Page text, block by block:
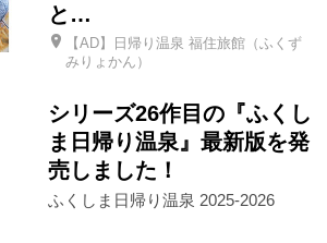
遊園地 テーマパーク
街歩き グルメ
ランチ アート
と…
【AD】日帰り温泉 福住旅館（ふくず
みりょかん）
シリーズ26作目の『ふくし
ま日帰り温泉』最新版を発
売しました！
ふくしま日帰り温泉 2025-2026